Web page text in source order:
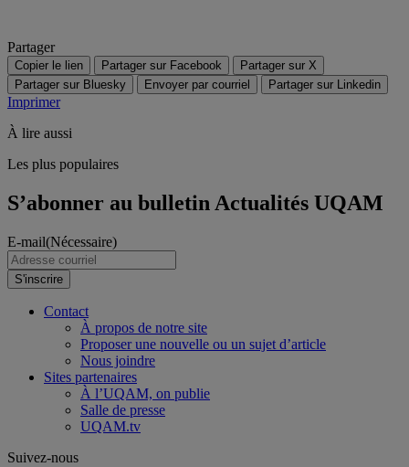
Partager
Copier le lien Partager sur Facebook
Partager sur X
Partager sur Bluesky
Envoyer par courriel Partager sur Linkedin
Imprimer
À lire aussi
Les plus populaires
S’abonner au bulletin Actualités UQAM
E-mail(Nécessaire)
S'inscrire
Contact
À propos de notre site
Proposer une nouvelle ou un sujet d’article
Nous joindre
Sites partenaires
À l’UQAM, on publie
Salle de presse
UQAM.tv
Suivez-nous